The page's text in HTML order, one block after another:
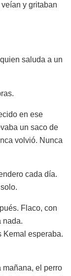
y gritaban
saluda a un
en ese
un saco de
volvió. Nunca
cada día.
Flaco, con
nada.
Kemal esperaba.
el perro